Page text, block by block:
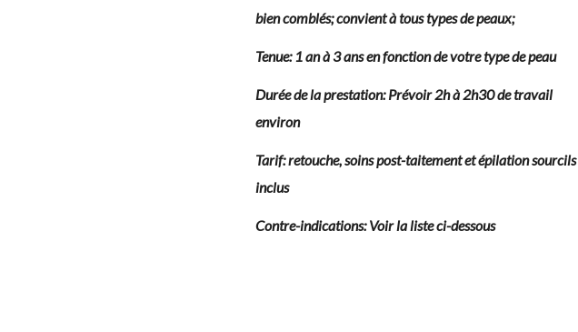
bien comblés; convient à tous types de peaux;
Tenue: 1 an à 3 ans en fonction de votre type de peau
Durée de la prestation: Prévoir 2h à 2h30 de travail
environ
Tarif: retouche, soins post-taitement et épilation sourcils
inclus
Contre-indications: Voir la liste ci-dessous